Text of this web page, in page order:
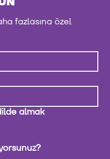
fazlasına özel
almak